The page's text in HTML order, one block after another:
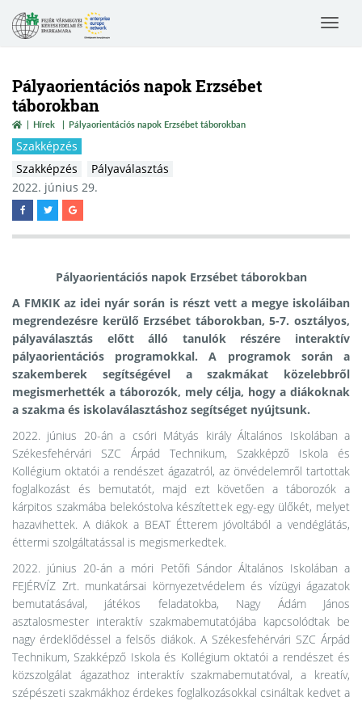
Toggle
Pályaorientációs napok Erzsébet
táborokban
Hírek Pályaorientációs napok Erzsébet táborokban
Szakképzés
Szakképzés
Pályaválasztás
2022. június 29.
Pályaorientációs napok Erzsébet táborokban
A FMKIK az idei nyár során is részt vett a megye iskoláiban
megrendezésre kerülő Erzsébet táborokban, 5-7. osztályos,
pályaválasztás előtt álló tanulók részére interaktív
pályaorientációs programokkal. A programok során a
szakemberek segítségével a szakmákat közelebbről
megismerhették a táborozók, mely célja, hogy a diákoknak
a szakma és iskolaválasztáshoz segítséget nyújtsunk.
2022. június 20-án a csóri Mátyás király Általános Iskolában a
Székesfehérvári SZC Árpád Technikum, Szakképző Iskola és
Kollégium oktatói a rendészet ágazatról, az önvédelemről tartottak
foglalkozást és bemutatót, majd ezt követően a táborozók a
kárpitos szakmába belekóstolva készítettek egy-egy ülőkét, melyet
hazavihettek. A diákok a BEAT Étterem jóvoltából a vendéglátás,
éttermi szolgáltatással is megismerkedtek.
2022. június 20-án a móri Petőfi Sándor Általános Iskolában a
FEJÉRVÍZ Zrt. munkatársai környezetvédelem és vízügyi ágazatok
bemutatásával, játékos feladatokba, Nagy Ádám János
asztalosmester interaktív szakmabemutatójába kapcsolódtak be
nagy érdeklődéssel a felsős diákok. A Székesfehérvári SZC Árpád
Technikum, Szakképző Iskola és Kollégium oktatói a rendészet és
közszolgálat ágazathoz interaktív szakmabemutatóval, a kreatív,
szépészeti szakmákhoz érdekes foglalkozásokkal csináltak kedvet a